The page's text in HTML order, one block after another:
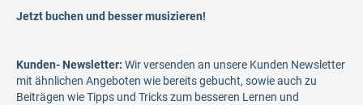
Jetzt buchen und besser musizieren!
Kunden- Newsletter: Wir versenden an unsere Kunden Newsletter
mit ähnlichen Angeboten wie bereits gebucht, sowie auch zu
Beiträgen wie Tipps und Tricks zum besseren Lernen und